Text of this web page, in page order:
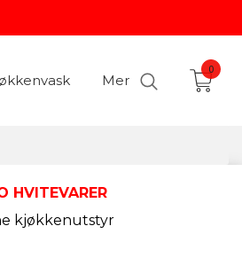
Mer
0
HVITEVARER
kjøkkenutstyr